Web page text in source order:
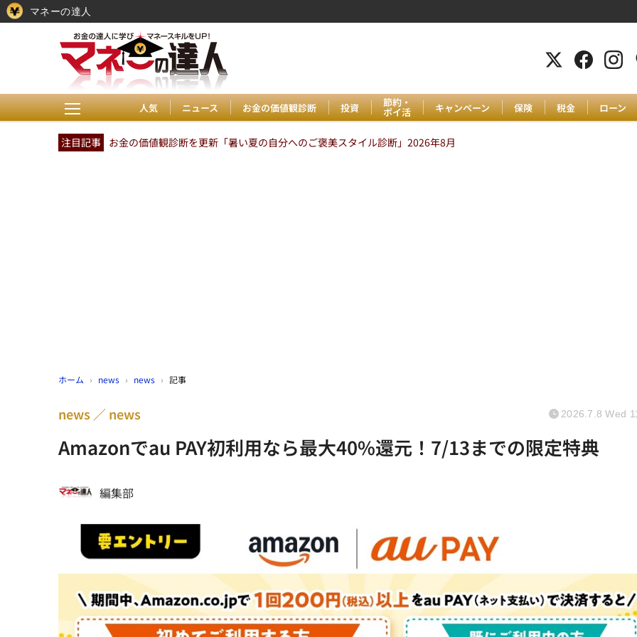
人気 ニュース お金の価値観診断 投資 節約・
ポイ活 キャンペーン 保険 税金 ローン
注目記事 お金の価値観診断を更新「暑い夏の自分へのご褒美スタイル診断」2026年8月
ホーム › news › news › 記事
Amazonでau PAY初利用なら最大40%還元！7/13までの限定特典
news news 2026.7.8 Wed
編集部
マネーの達人